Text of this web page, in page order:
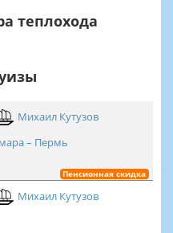
теплохода
Михаил Кутузов
– Пермь
Пенсионная скидка
Михаил Кутузов